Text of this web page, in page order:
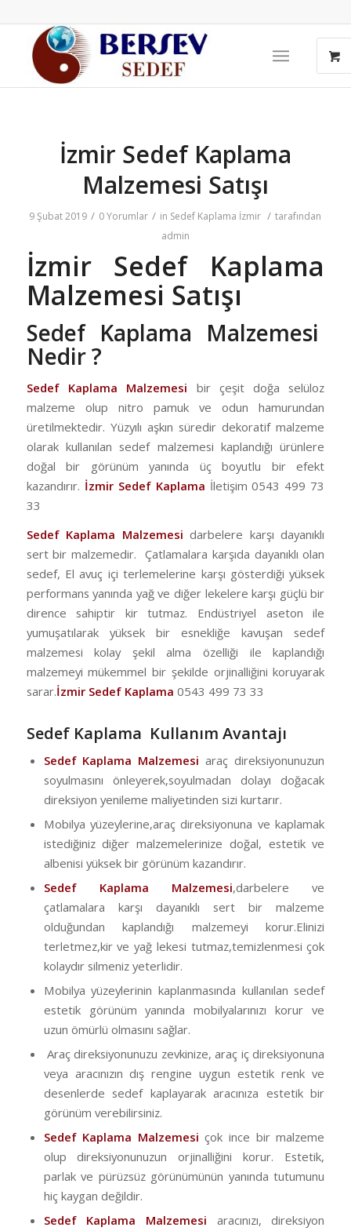
İzmir Sedef Kaplama
Malzemesi Satışı
9 Şubat 2019 / 0 Yorumlar / in Sedef Kaplama İzmir / tarafından
admin
İzmir Sedef Kaplama
Malzemesi Satışı
Sedef Kaplama Malzemesi
Nedir ?
Sedef Kaplama Malzemesi bir çeşit doğa selüloz
malzeme olup nitro pamuk ve odun hamurundan
üretilmektedir. Yüzyılı aşkın süredir dekoratif malzeme
olarak kullanılan sedef malzemesi kaplandığı ürünlere
doğal bir görünüm yanında üç boyutlu bir efekt
kazandırır. İzmir Sedef Kaplama İletişim 0543 499 73
33
Sedef Kaplama Malzemesi darbelere karşı dayanıklı
sert bir malzemedir. Çatlamalara karşıda dayanıklı olan
sedef, El avuç içi terlemelerine karşı gösterdiği yüksek
performans yanında yağ ve diğer lekelere karşı güçlü bir
dirence sahiptir kir tutmaz. Endüstriyel aseton ile
yumuşatılarak yüksek bir esnekliğe kavuşan sedef
malzemesi kolay şekil alma özelliği ile kaplandığı
malzemeyi mükemmel bir şekilde orjinalliğini koruyarak
sarar.İzmir Sedef Kaplama 0543 499 73 33
Sedef Kaplama Kullanım Avantajı
Sedef Kaplama Malzemesi araç direksiyonunuzun
soyulmasını önleyerek,soyulmadan dolayı doğacak
direksiyon yenileme maliyetinden sizi kurtarır.
Mobilya yüzeylerine,araç direksiyonuna ve kaplamak
istediğiniz diğer malzemelerinize doğal, estetik ve
albenisi yüksek bir görünüm kazandırır.
Sedef Kaplama Malzemesi,darbelere ve
çatlamalara karşı dayanıklı sert bir malzeme
olduğundan kaplandığı malzemeyi korur.Elinizi
terletmez,kir ve yağ lekesi tutmaz,temizlenmesi çok
kolaydır silmeniz yeterlidir.
Mobilya yüzeylerinin kaplanmasında kullanılan sedef
estetik görünüm yanında mobilyalarınızı korur ve
uzun ömürlü olmasını sağlar.
Araç direksiyonunuzu zevkinize, araç iç direksiyonuna
veya aracınızın dış rengine uygun estetik renk ve
desenlerde sedef kaplayarak aracınıza estetik bir
görünüm verebilirsiniz.
Sedef Kaplama Malzemesi çok ince bir malzeme
olup direksiyonunuzun orjinalliğini korur. Estetik,
parlak ve pürüzsüz görünümünün yanında tutumunu
hiç kaygan değildir.
Sedef Kaplama Malzemesi aracınızı, direksiyon